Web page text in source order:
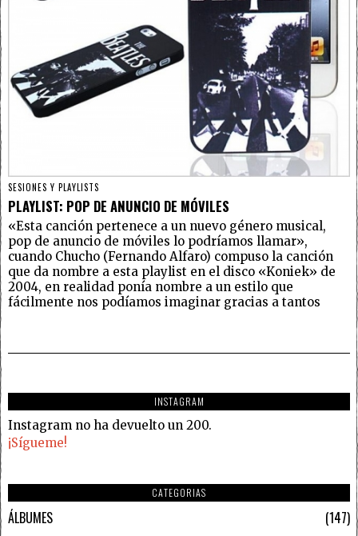
SESIONES Y PLAYLISTS
PLAYLIST: POP DE ANUNCIO DE MÓVILES
«Esta canción pertenece a un nuevo género musical,
pop de anuncio de móviles lo podríamos llamar»,
cuando Chucho (Fernando Alfaro) compuso la canción
que da nombre a esta playlist en el disco «Koniek» de
2004, en realidad ponía nombre a un estilo que
fácilmente nos podíamos imaginar gracias a tantos
INSTAGRAM
Instagram no ha devuelto un 200.
¡Sígueme!
CATEGORIAS
ÁLBUMES
147